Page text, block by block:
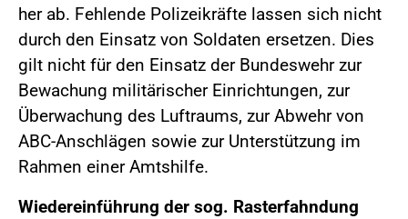
her ab. Fehlende Polizeikräfte lassen sich nicht
durch den Einsatz von Soldaten ersetzen. Dies
gilt nicht für den Einsatz der Bundeswehr zur
Bewachung militärischer Einrichtungen, zur
Überwachung des Luftraums, zur Abwehr von
ABC-Anschlägen sowie zur Unterstützung im
Rahmen einer Amtshilfe.
Wiedereinführung der sog. Rasterfahndung